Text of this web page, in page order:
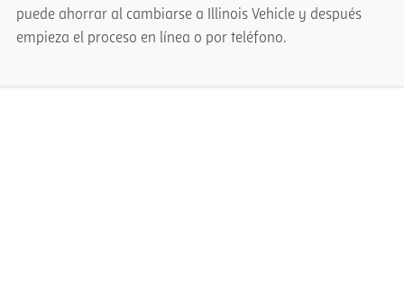
puede ahorrar al cambiarse a Illinois Vehicle y después
empieza el proceso en línea o por teléfono.